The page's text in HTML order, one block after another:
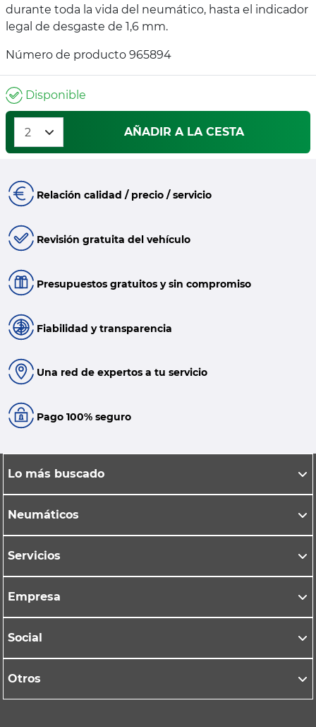
durante toda la vida del neumático, hasta el indicador
legal de desgaste de 1,6 mm.
Número de producto 965894
Disponible
AÑADIR A LA CESTA
Relación calidad / precio / servicio
Revisión gratuita del vehículo
Presupuestos gratuitos y sin compromiso
Fiabilidad y transparencia
Una red de expertos a tu servicio
Pago 100% seguro
Lo más buscado
Neumáticos
Servicios
Empresa
Social
Otros